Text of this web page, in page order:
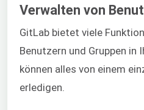
Verwalten von
GitLab bietet viele
Benutzern und Gruppen in
können alles von einem
erledigen.